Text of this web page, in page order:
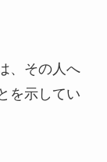
、その人へ
を示してい